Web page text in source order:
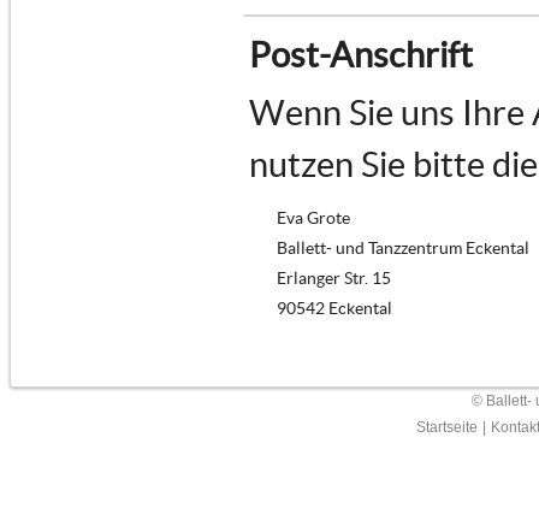
Post-Anschrift
Wenn Sie uns
nutzen Sie bitte
Eva Grote
Ballett- und Tanzzentrum Eckental
Erlanger Str. 15
90542 Eckental
© Ballett-
Startseite
Kontakt